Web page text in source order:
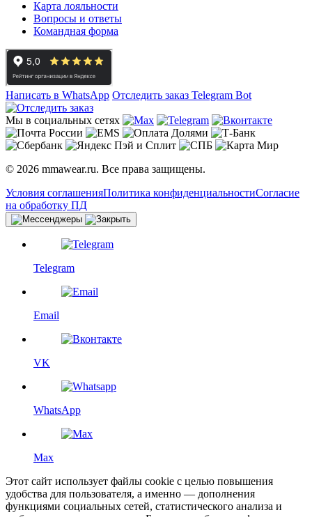
Карта лояльности
Вопросы и ответы
Командная форма
Написать в WhatsApp Отследить заказ Telegram Bot
Мы в социальных сетях
© 2026 mmawear.ru. Все права защищены.
Условия соглашенияПолитика конфиденциальностиСогласие
на обработку ПД
Telegram
Email
VK
WhatsApp
Max
Этот сайт использует файлы cookie с целью повышения
удобства для пользователя, а именно — дополнения
функциями социальных сетей, статистического анализа и